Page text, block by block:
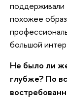
поддерживали
похожее
большой
Не было ли
глубже? По